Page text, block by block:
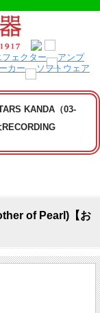
KANDA（03-
of Pearl)【お